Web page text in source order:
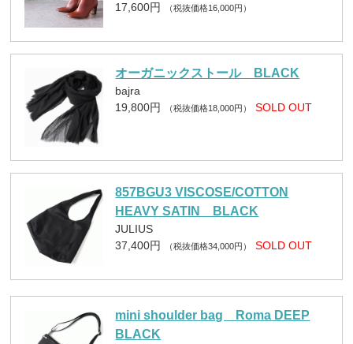
17,600円
（税抜価格16,000円）
オーガニックストール BLACK
bajra
19,800円
（税抜価格18,000円） SOLD OUT
857BGU3 VISCOSE/COTTON
HEAVY SATIN BLACK
JULIUS
37,400円
（税抜価格34,000円） SOLD OUT
mini shoulder bag Roma DEEP
BLACK